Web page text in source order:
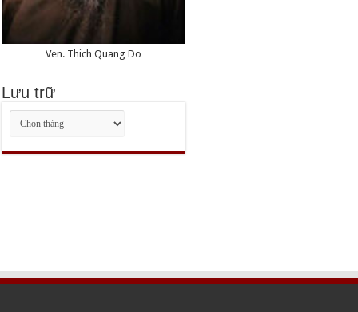
Ven. Thich Quang Do
Lưu trữ
Lưu
trữ